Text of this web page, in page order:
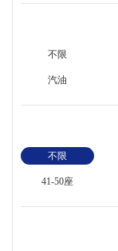
不限
汽油
不限
41-50座